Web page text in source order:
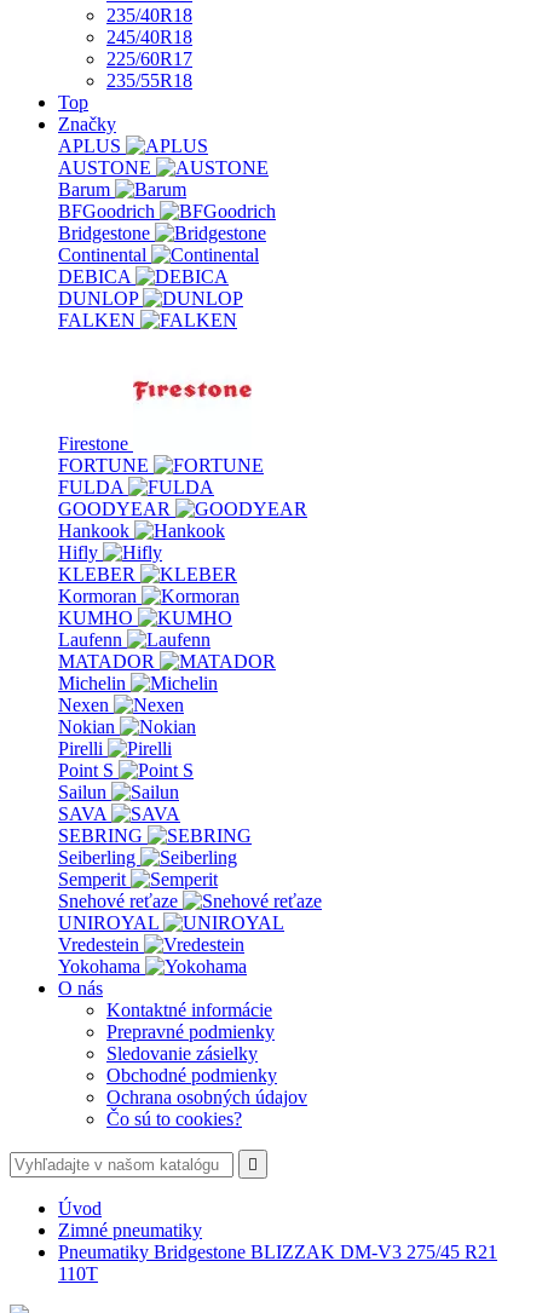
235/40R18
245/40R18
225/60R17
235/55R18
Top
Značky
APLUS
AUSTONE
Barum
BFGoodrich
Bridgestone
Continental
DEBICA
DUNLOP
FALKEN
Firestone
FORTUNE
FULDA
GOODYEAR
Hankook
Hifly
KLEBER
Kormoran
KUMHO
Laufenn
MATADOR
Michelin
Nexen
Nokian
Pirelli
Point S
Sailun
SAVA
SEBRING
Seiberling
Semperit
Snehové reťaze
UNIROYAL
Vredestein
Yokohama
O nás
Kontaktné informácie
Prepravné podmienky
Sledovanie zásielky
Obchodné podmienky
Ochrana osobných údajov
Čo sú to cookies?

Úvod
Zimné pneumatiky
Pneumatiky Bridgestone BLIZZAK DM-V3 275/45 R21
110T